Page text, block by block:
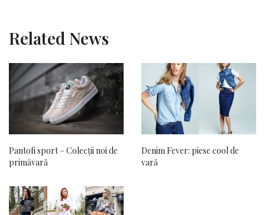
Related News
Pantofi sport – Colecții noi de
primăvară
Denim Fever: piese cool de
vară